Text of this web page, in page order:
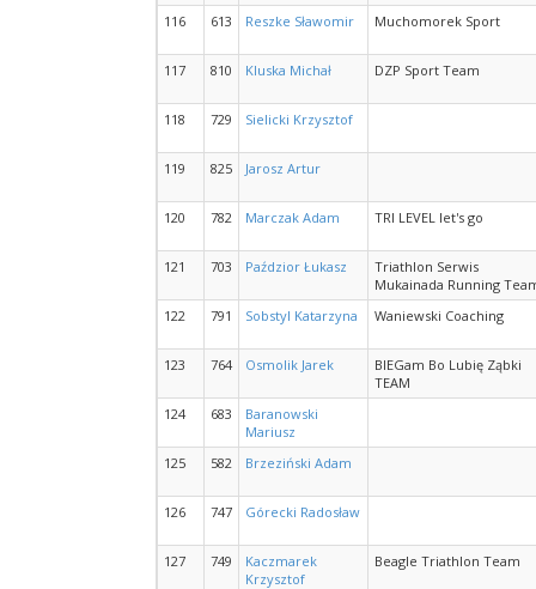
116
613 Reszke Sławomir Muchomorek Sport
117 810 Kluska Michał DZP Sport Team
118 729 Sielicki Krzysztof
119 825 Jarosz Artur
120 782 Marczak Adam TRI LEVEL let's go
121 703 Paździor Łukasz
Triathlon Serwis
Mukainada Running
122
791 Sobstyl Katarzyna Waniewski Coaching
123 764 Osmolik Jarek
BIEGam Bo Lubię Ząbki
TEAM
124
683
Baranowski
Mariusz
125
582 Brzeziński Adam
126 747 Górecki Radosław
127 749
Kaczmarek
Krzysztof
Beagle Triathlon Team